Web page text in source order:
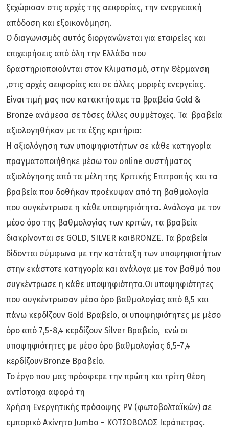
ξεχώρισαν στις αρχές της αειφορίας, την ενεργειακή
απόδοση και εξοικονόμηση.
Ο διαγωνισμός αυτός διοργανώνεται για εταιρείες και
επιχειρήσεις από όλη την Ελλάδα που
δραστηριοποιούνται στον Κλιματισμό, στην Θέρμανση
,στις αρχές αειφορίας και σε άλλες μορφές ενεργείας.
Είναι τιμή μας που κατακτήσαμε τα βραβεία Gold &
Bronze ανάμεσα σε τόσες άλλες συμμέτοχες. Τα βραβεία
αξιολογηθήκαν με τα έξης κριτήρια:
Η αξιολόγηση των υποψηφιοτήτων σε κάθε κατηγορία
πραγματοποιήθηκε μέσω του online συστήματος
αξιολόγησης από τα μέλη της Κριτικής Επιτροπής και τα
βραβεία που δοθήκαν προέκυψαν από τη βαθμολογία
που συγκέντρωσε η κάθε υποψηφιότητα. Ανάλογα με τον
μέσο όρο της βαθμολογίας των κριτών, τα βραβεία
διακρίνονται σε GOLD, SILVER καιBRONZE. Τα βραβεία
δίδονται σύμφωνα με την κατάταξη των υποψηφιοτήτων
στην εκάστοτε κατηγορία και ανάλογα με τον βαθμό που
συγκέντρωσε η κάθε υποψηφιότητα.Oι υποψηφιότητες
που συγκέντρωσαν μέσο όρο βαθμολογίας από 8,5 και
πάνω κερδίζουν Gold Βραβείο, οι υποψηφιότητες με μέσο
όρο από 7,5-8,4 κερδίζουν Silver Βραβείο, ενώ οι
υποψηφιότητες με μέσο όρο βαθμολογίας 6,5-7,4
κερδίζουνBronze Βραβείο.
Το έργο που μας πρόσφερε την πρώτη και τρίτη θέση
αντίστοιχα αφορά τη
Χρήση Ενεργητικής πρόσοψης PV (φωτοβολταϊκών) σε
εμπορικό Ακίνητο Jumbo – ΚΩΤΣΟΒΟΛΟΣ Ιεράπετρας.